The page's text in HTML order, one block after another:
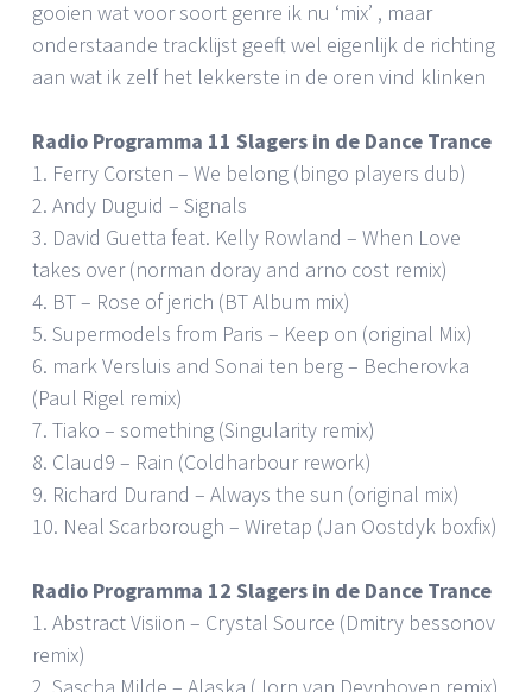
gooien wat voor soort genre ik nu ‘mix’ , maar
onderstaande tracklijst geeft wel eigenlijk de richting
aan wat ik zelf het lekkerste in de oren vind klinken
Radio Programma 11 Slagers in de Dance Trance
1. Ferry Corsten – We belong (bingo players dub)
2. Andy Duguid – Signals
3. David Guetta feat. Kelly Rowland – When Love
takes over (norman doray and arno cost remix)
4. BT – Rose of jerich (BT Album mix)
5. Supermodels from Paris – Keep on (original Mix)
6. mark Versluis and Sonai ten berg – Becherovka
(Paul Rigel remix)
7. Tiako – something (Singularity remix)
8. Claud9 – Rain (Coldharbour rework)
9. Richard Durand – Always the sun (original mix)
10. Neal Scarborough – Wiretap (Jan Oostdyk boxfix)
Radio Programma 12 Slagers in de Dance Trance
1. Abstract Visiion – Crystal Source (Dmitry bessonov
remix)